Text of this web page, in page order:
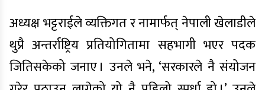
अध्यक्ष भट्टराईले व्यक्तिगत र नामार्फत् नेपाली खेलाडीले
थुप्रै अन्तर्राष्ट्रिय प्रतियोगितामा सहभागी भएर पदक
जितिसकेको जनाए । उनले भने, ‘सरकारले नै संयोजन